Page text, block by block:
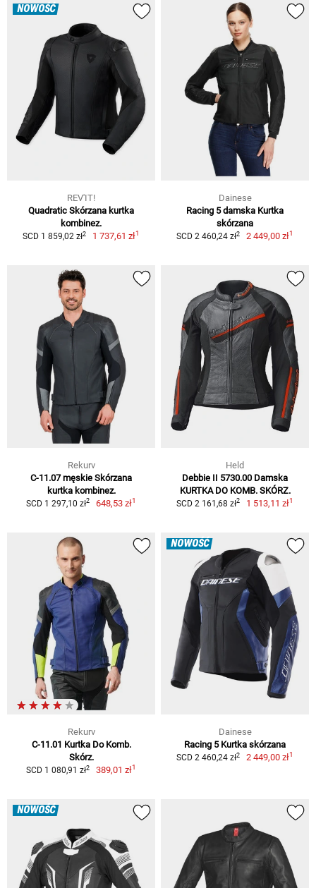
NOWOŚĆ
REV'IT!
Quadratic Skórzana kurtka
kombinez.
SCD 1 859,02 zł2 1 737,61 zł1
Dainese
Racing 5 damska Kurtka
skórzana
SCD 2 460,24 zł2 2 449,00 zł1
Rekurv
C-11.07 męskie Skórzana
kurtka kombinez.
SCD 1 297,10 zł2 648,53 zł1
Held
Debbie II 5730.00 Damska
KURTKA DO KOMB. SKÓRZ.
SCD 2 161,68 zł2 1 513,11 zł1
Rekurv
C-11.01 Kurtka Do Komb.
Skórz.
SCD 1 080,91 zł2 389,01 zł1
NOWOŚĆ
Dainese
Racing 5 Kurtka skórzana
SCD 2 460,24 zł2 2 449,00 zł1
NOWOŚĆ